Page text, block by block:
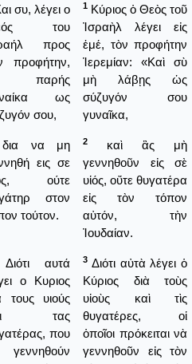
συ, λέγει ο
του
προς
προφήτην,
παρής
ως
σου,
1 Κύριος ὁ Θεὸς τοῦ
Ἰσραὴλ λέγει εἰς
ἑμέ, τὸν προφήτην
Ἱερεμίαν: «Καὶ σὺ
μὴ λάβῃς ὡς
σύζυγόν σου
γυναῖκα,
να μη
εις σε
ούτε
στον
τούτον.
2
καὶ ἂς μὴ
γεννηθοῦν εἰς σὲ
υἱός, οὔτε θυγατέρα
εἰς τὸν τόπον
αὐτόν, τὴν
Ἰουδαίαν.
αυτά
ο Κυριος
τους υιούς
τας
που
γεννηθούν
3 Διότι αὐτὰ λέγει ὁ
Κύριος διὰ τοὺς
υἱοὺς καὶ τὶς
θυγατέρες, οἱ
ὁποῖοι πρόκειται νὰ
γεννηθοῦν εἰς τὸν